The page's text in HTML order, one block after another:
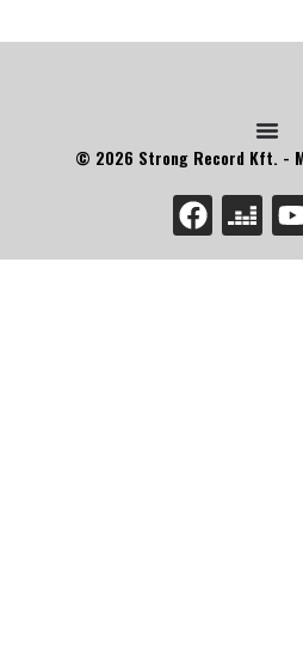
© 2026 Strong Record Kft. -